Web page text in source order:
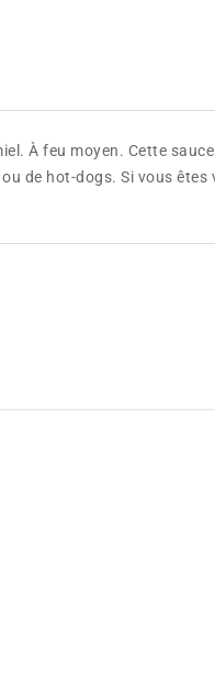
À feu moyen. Cette
de hot-dogs. Si vous êtes